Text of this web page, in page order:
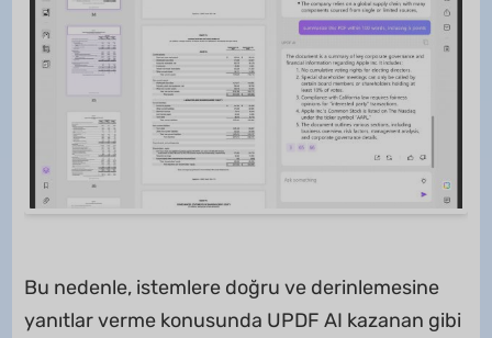
Bu nedenle, istemlere doğru ve derinlemesine
yanıtlar verme konusunda UPDF AI kazanan gibi